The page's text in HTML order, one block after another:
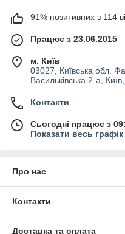
91% позитивних з 114
Працює з 23.06.2015
м. Київ
03027, Київська обл.
Васильківська 2-а,
Контакти
Сьогодні працює з
Показати весь
Про нас
Контакти
Доставка та оплата